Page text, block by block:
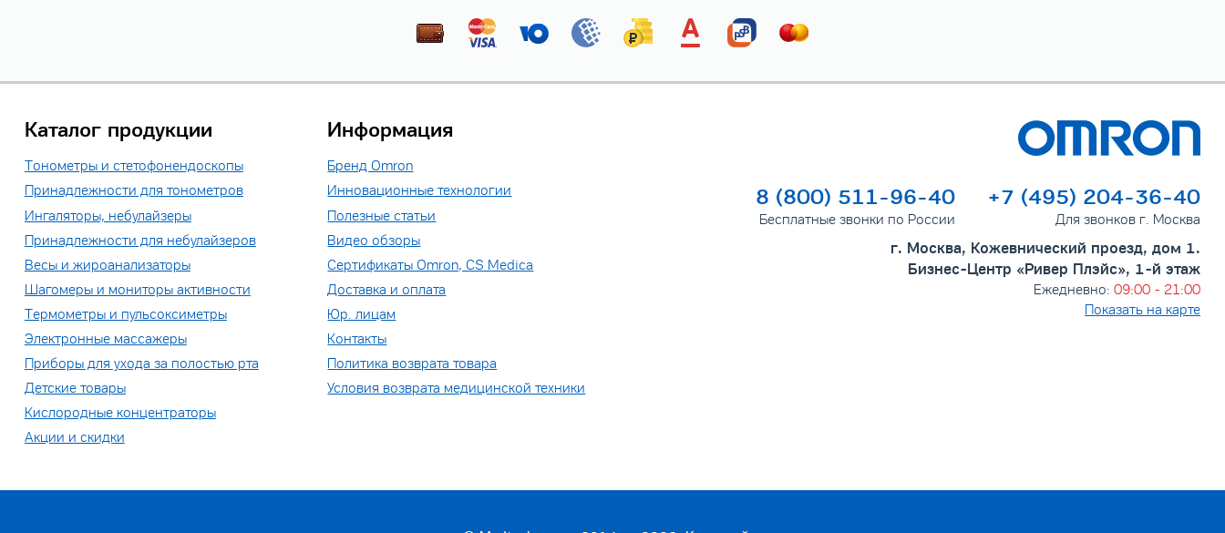
Каталог продукции
Тонометры и стетофонендоскопы
Принадлежности для тонометров
Ингаляторы, небулайзеры
Принадлежности для небулайзеров
Весы и жироанализаторы
Шагомеры и мониторы активности
Термометры и пульсоксиметры
Электронные массажеры
Приборы для ухода за полостью рта
Детские товары
Кислородные концентраторы
Акции и скидки
Информация
Бренд Omron
Инновационные технологии
Полезные статьи
Видео обзоры
Сертификаты Omron, CS Medica
Доставка и оплата
Юр. лицам
Контакты
Политика возврата товара
Условия возврата медицинской техники
8 (800) 511-96-40
Бесплатные звонки по России
+7 (495) 204-36-40
Для звонков г. Москва
г. Москва, Кожевнический проезд, дом 1.
Бизнес-Центр «Ривер Плэйс», 1-й этаж
Ежедневно:09:00 - 21:00
Показать на карте